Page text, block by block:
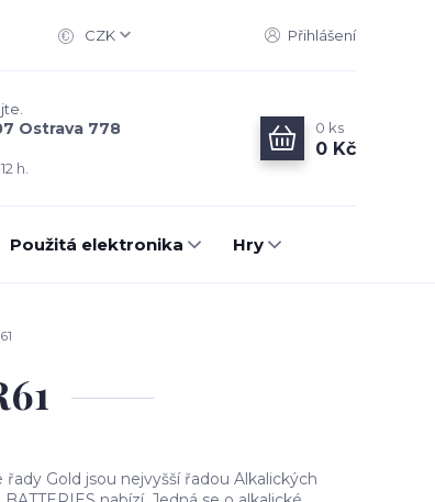
CZK Přihlášení
Ostrava 778
h.
0 ks
0 Kč
Použitá elektronika Hry
Gold jsou nejvyšší řadou Alkalických